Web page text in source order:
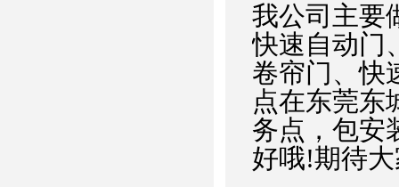
我公司主要
快速自动门
卷帘门、快
点在东莞东
务点，包安
好哦!期待